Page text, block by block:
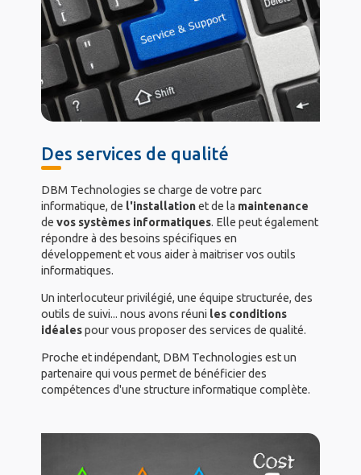
Des services de qualité
DBM Technologies se charge de votre parc
informatique, de l'installationet de la maintenance
devos systèmes informatiques. Elle peut également
répondre à des besoins spécifiques en
développement et vous aider à maitriser vos outils
informatiques.
Un interlocuteur privilégié, une équipe structurée, des
outils de suivi... nous avons réuni les conditions
idéalespour vous proposer des services de qualité.
Proche et indépendant, DBM Technologies est un
partenaire qui vous permet de bénéficier des
compétences d'une structure informatique complète.